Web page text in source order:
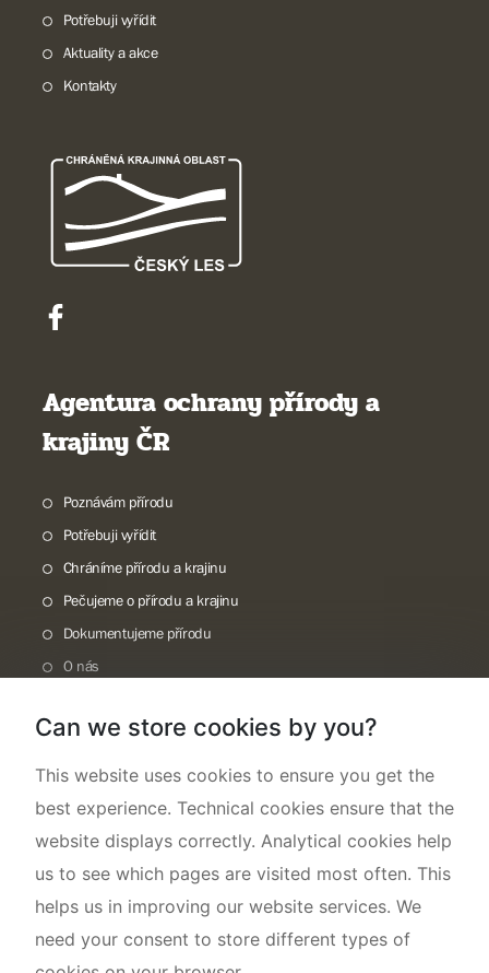
Potřebuji vyřídit
Aktuality a akce
Kontakty
Agentura ochrany přírody a
krajiny ČR
Poznávám přírodu
Potřebuji vyřídit
Chráníme přírodu a krajinu
Pečujeme o přírodu a krajinu
Dokumentujeme přírodu
O nás
Can we store cookies by you?
This website uses cookies to ensure you get the
best experience. Technical cookies ensure that the
website displays correctly. Analytical cookies help
us to see which pages are visited most often. This
helps us in improving our website services. We
need your consent to store different types of